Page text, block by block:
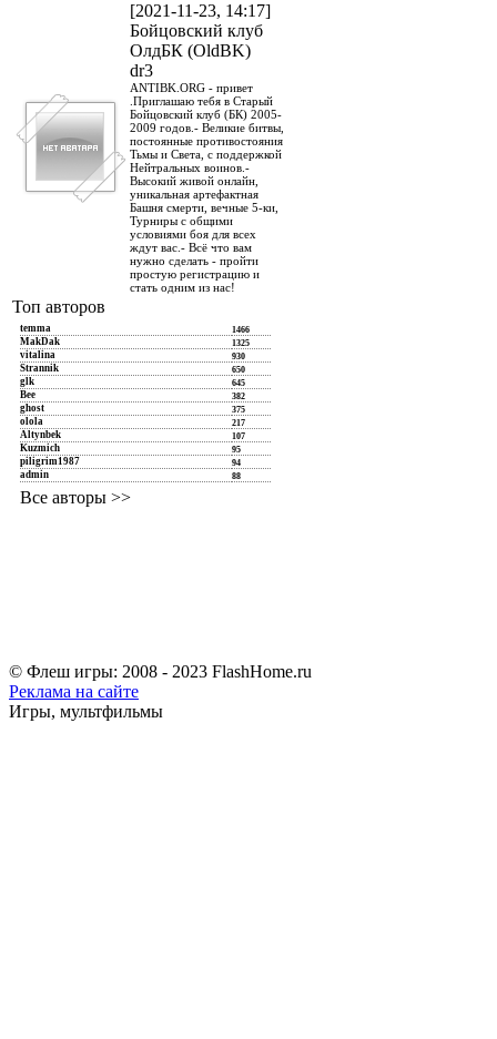
[2021-11-23, 14:17]
Бойцовский клуб
ОлдБК (OldBK)
dr3
ANTIBK.ORG - привет
.Приглашаю тебя в Старый
Бойцовский клуб (БК) 2005-
2009 годов.- Великие битвы,
постоянные противостояния
Тьмы и Света, с поддержкой
Нейтральных воинов.-
Высокий живой онлайн,
уникальная артефактная
Башня смерти, вечные 5-ки,
Турниры с общими
условиями боя для всех
ждут вас.- Всё что вам
нужно сделать - пройти
простую регистрацию и
стать одним из нас!
Топ авторов
temma 1466
MakDak 1325
vitalina 930
Strannik 650
glk 645
Bee 382
ghost 375
olola 217
Altynbek 107
Kuzmich 95
piligrim1987 94
admin 88
Все авторы >>
© Флеш игры: 2008 - 2023 FlashHome.ru
Реклама на сайте
Игры, мультфильмы